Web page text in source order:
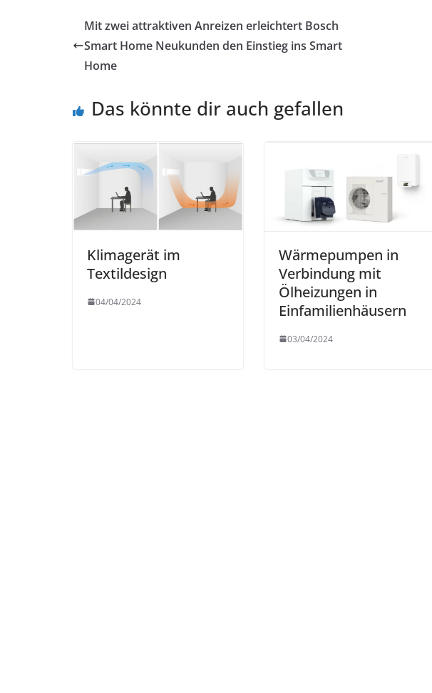
Mit zwei attraktiven Anreizen erleichtert Bosch
Smart Home Neukunden den Einstieg ins Smart
Home
Das könnte dir auch gefallen
Klimagerät im
Textildesign
04/04/2024
Wärmepumpen in
Verbindung mit
Ölheizungen in
Einfamilienhäusern
03/04/2024